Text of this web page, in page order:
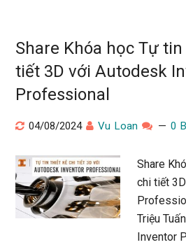
Share Khóa học Tự
tiết 3D với Autodesk
Professional
04/08/2024 Vu Loan 0
Share
chi tiết
Triệu
Inventor